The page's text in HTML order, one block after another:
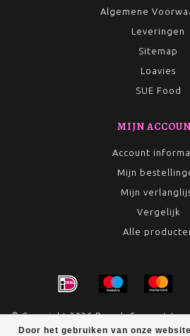
Door het gebruiken van onze
Algemene
Leveringen
Sitemap
Loavies
SUE Food
MIJN
Account
Mijn
Mijn
Vergelijk
Alle
© Copyright 2026 Rumah
- Theme by